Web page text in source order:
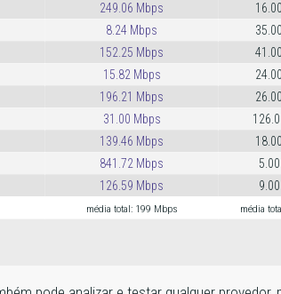
249.06 Mbps
8.24 Mbps
152.25 Mbps
15.82 Mbps
196.21 Mbps
31.00 Mbps
139.46 Mbps
841.72 Mbps
126.59 Mbps
média total: 199 Mbps média